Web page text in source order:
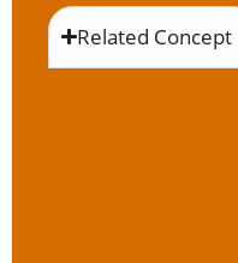
Related Concept